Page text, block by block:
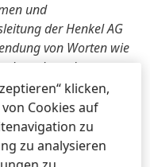
und
der Henkel AG
von Worten wie
davon
Aussagen
nicht als Garantien
auch als
sowie die von
klicken,
Cookies auf
zu
zu analysieren